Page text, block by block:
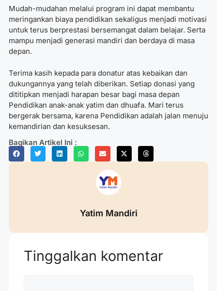
Mudah-mudahan melalui program ini dapat membantu
meringankan biaya pendidikan sekaligus menjadi motivasi
untuk terus berprestasi bersemangat dalam belajar. Serta
mampu menjadi generasi mandiri dan berdaya di masa
depan.
Terima kasih kepada para donatur atas kebaikan dan
dukungannya yang telah diberikan. Setiap donasi yang
dititipkan menjadi harapan besar bagi masa depan
Pendidikan anak-anak yatim dan dhuafa. Mari terus
bergerak bersama, karena Pendidikan adalah jalan menuju
kemandirian dan kesuksesan.
Bagikan Artikel Ini :
Yatim Mandiri
Tinggalkan komentar